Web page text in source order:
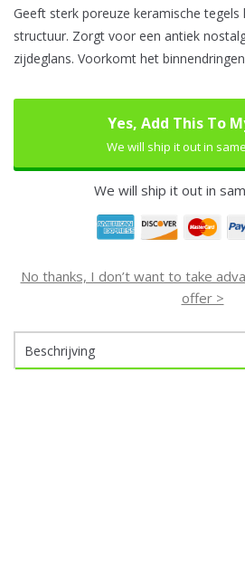
Geeft sterk poreuze keramische tegels
structuur. Zorgt voor een antiek
zijdeglans. Voorkomt het
Yes, Add This To
We will ship it out in
We will ship it out in
No thanks, I don’t want to take
offer >
Beschrijving